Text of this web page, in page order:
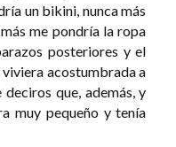
un bikini, nunca más
me pondría la ropa
posteriores y el
acostumbrada a
que, además, y
muy pequeño y tenía